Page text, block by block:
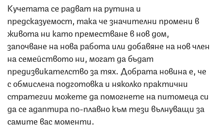
Кучетата се радват на рутина и
предсказуемост, така че значителни промени в
живота ни като преместване в нов дом,
започване на нова работа или добавяне на нов член
на семейството ни, могат да бъдат
предизвикателство за тях. Добрата новина е, че
с обмислена подготовка и няколко практични
стратегии можете да помогнете на питомеца си
да се адаптира по-плавно към тези вълнуващи за
самите вас моменти.